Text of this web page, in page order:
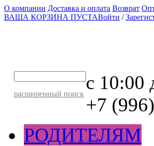
О компании Доставка и оплата Возврат
ВАША КОРЗИНА ПУСТАВойти /
расширенный поиск
с 10:00
+7 (996)
РОДИТЕЛЯМ